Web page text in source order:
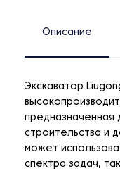
Описание
Экскаватор
предназначенная
строительства и
может
спектра задач,